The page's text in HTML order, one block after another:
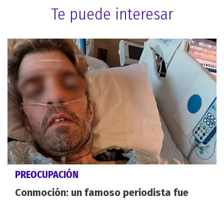
Te puede interesar
PREOCUPACIÓN
Conmoción: un famoso periodista fue